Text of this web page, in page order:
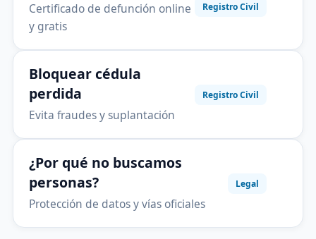
Certificado de defunción online
y gratis
Registro Civil
Bloquear cédula
perdida
Evita fraudes y suplantación
Registro Civil
¿Por qué no buscamos
personas?
Protección de datos y vías oficiales
Legal